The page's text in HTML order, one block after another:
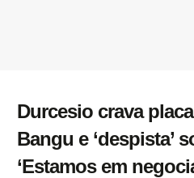
Durcesio crava
Bangu e ‘despista’
‘Estamos em